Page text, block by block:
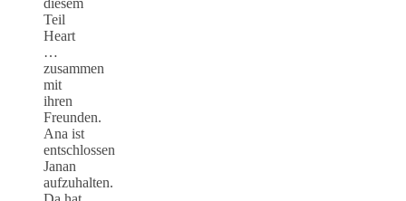
diesem
Teil
Heart
…
zusammen
mit
ihren
Freunden.
Ana ist
entschlossen
Janan
aufzuhalten.